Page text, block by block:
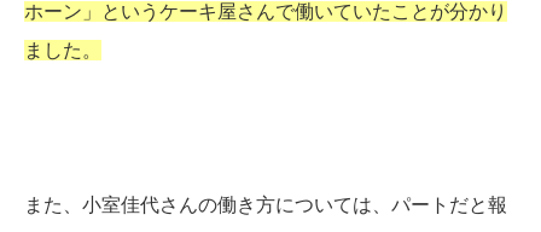
ホーン」というケーキ屋さんで働いていたことが分かり
ました。
また、小室佳代さんの働き方については、パートだと報